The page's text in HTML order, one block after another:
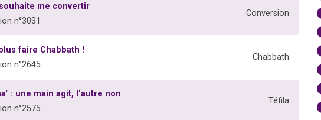
me convertir
n°3031
Conversion
faire Chabbath !
n°2645
Chabbath
: une main agit, l'autre non
n°2575
Téfila